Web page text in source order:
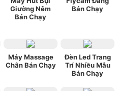
Giường Nêm
Bán Chạy
Bán Chạy
Máy Massage
Chân Bán Chạy
Đèn Led Trang
Trí Nhiều Mẫu
Bán Chạy